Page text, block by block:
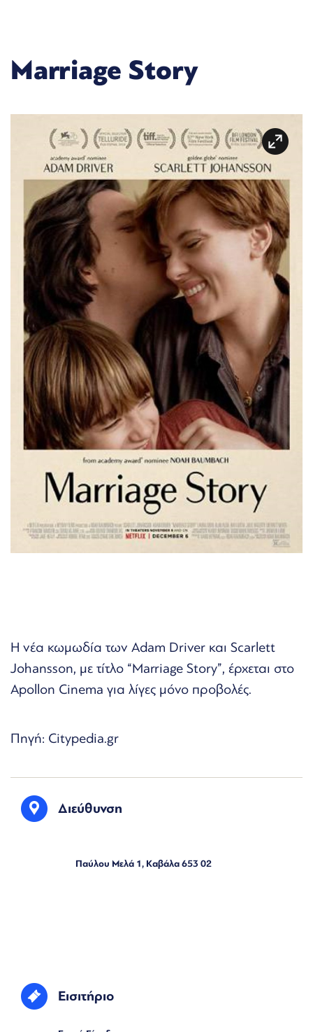
Marriage Story
Η νέα κωμωδία των Adam Driver και Scarlett
Johansson, με τίτλο “Marriage Story”, έρχεται στo
Apollon Cinema για λίγες μόνο προβολές.
Πηγή: Citypedia.gr
Διεύθυνση
Παύλου Μελά 1, Καβάλα 653 02
Εισιτήριο